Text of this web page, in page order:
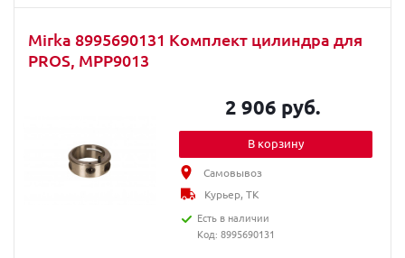
Mirka 8995690131 Комплект цилиндра для
PROS, MPP9013
2 906 руб.
В корзину
Самовывоз
Курьер, ТК
Есть в наличии
Код: 8995690131